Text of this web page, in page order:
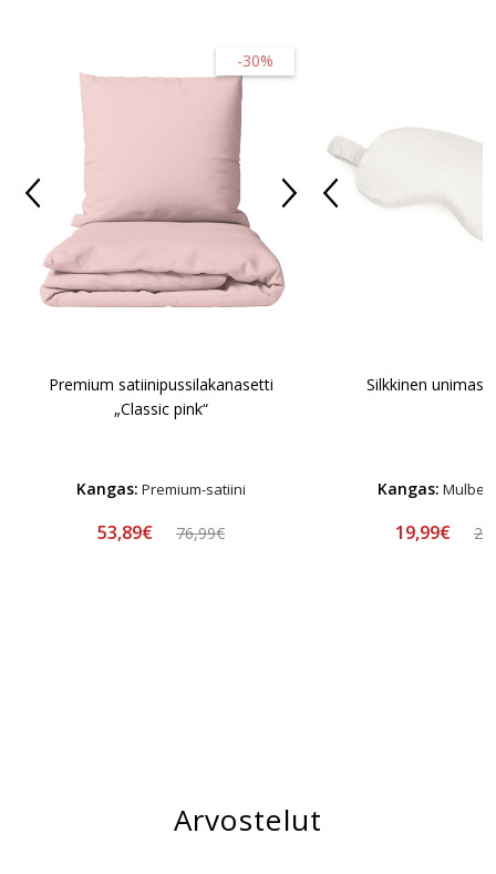
-30%
Premium satiinipussilakanasetti
„Classic pink“
Kangas: Premium-satiini
53,89€ 76,99€
Silkkinen
Kangas:
19,99€
Arvostelut